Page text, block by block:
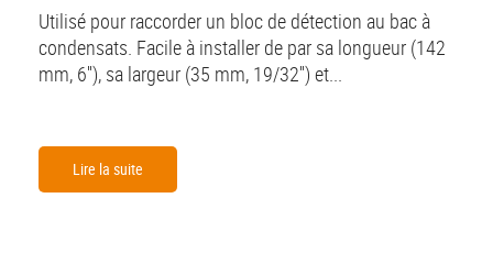
Utilisé pour raccorder un bloc de détection au bac à
condensats. Facile à installer de par sa longueur (142
mm, 6''), sa largeur (35 mm, 19/32'') et...
Lire la suite